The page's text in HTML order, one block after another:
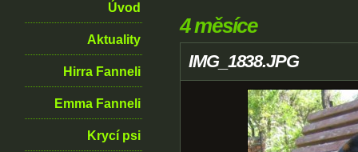
Úvod
Aktuality
Hirra Fanneli
Emma Fanneli
Krycí psi
4 měsíce
IMG_1838.JPG